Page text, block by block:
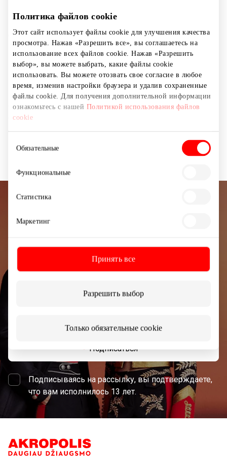
Политика файлов cookie
Этот сайт использует файлы cookie для улучшения качества
просмотра. Нажав «Разрешить все», вы соглашаетесь на
использование всех файлов cookie. Нажав «Разрешить
выбор», вы можете выбрать, какие файлы cookie
использовать. Вы можете отозвать свое согласие в любое
время, изменив настройки браузера и удалив сохраненные
файлы cookie. Для получения дополнительной информации
ознакомьтесь с нашей Политикой использования файлов
cookie
согласия
Обязательные
Функциональные
Статистика
Маркетинг
Принять все
Разрешить выбор
Только обязательные cookie
Давайте праздновать детство! До -50% на выбранные
игрушки! В ассортименте вы найдете все, о чем
мечтаете – от конструкторов и настольных игр до
кукол, ярких машинок и множества других
популярных игрушек! Весь ассортимент товаров
можно найти, посетив наш интернет-магазин или
физический магазин. Акция действует до 06.02. Только
с картой One Family! Не действует на товары,
применяется только к неакционным товарам.
Узнайте первыми о лучших предложениях,
мероприятиях и самой свежей информации от
торгового центра AKROPOLIS.
Подписаться
Подписываясь на рассылку, вы подтверждаете,
что вам исполнилось 13 лет.